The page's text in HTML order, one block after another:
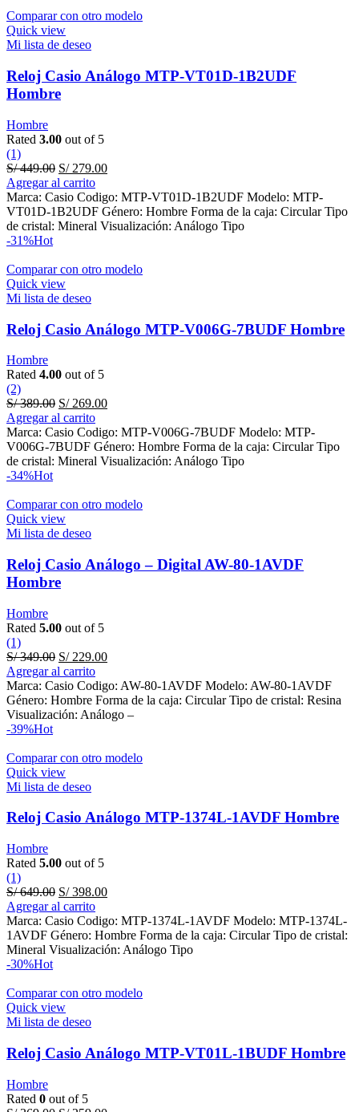
Comparar con otro modelo
Quick view
Mi lista de deseo
Reloj Casio Análogo MTP-VT01D-1B2UDF
Hombre
Hombre
Rated 3.00 out of 5
(1)
S/449.00 Original
price
was:
S/ 449.00.
S/279.00Current
is:
S/ 279.00.
Agregar al carrito
Marca: Casio Codigo: MTP-VT01D-1B2UDF Modelo: MTP-
VT01D-1B2UDF Género: Hombre Forma de la caja: Circular Tipo
de cristal: Mineral Visualización: Análogo Tipo
-31%Hot
Comparar con otro modelo
Quick view
Mi lista de deseo
Reloj Casio Análogo MTP-V006G-7BUDF Hombre
Hombre
Rated 4.00 out of 5
(2)
S/389.00 Original
price
was:
S/ 389.00.
S/269.00Current
is:
S/ 269.00.
Agregar al carrito
Marca: Casio Codigo: MTP-V006G-7BUDF Modelo: MTP-
V006G-7BUDF Género: Hombre Forma de la caja: Circular Tipo
de cristal: Mineral Visualización: Análogo Tipo
-34%Hot
Comparar con otro modelo
Quick view
Mi lista de deseo
Reloj Casio Análogo – Digital AW-80-1AVDF
Hombre
Hombre
Rated 5.00 out of 5
(1)
S/349.00 Original
price
was:
S/ 349.00.
S/229.00Current
is:
S/ 229.00.
Agregar al carrito
Marca: Casio Codigo: AW-80-1AVDF Modelo: AW-80-1AVDF
Género: Hombre Forma de la caja: Circular Tipo de cristal: Resina
Visualización: Análogo –
-39%Hot
Comparar con otro modelo
Quick view
Mi lista de deseo
Reloj Casio Análogo MTP-1374L-1AVDF Hombre
Hombre
Rated 5.00 out of 5
(1)
S/649.00 Original
price
was:
S/ 649.00.
S/398.00Current
is:
S/ 398.00.
Agregar al carrito
Marca: Casio Codigo: MTP-1374L-1AVDF Modelo: MTP-1374L-
1AVDF Género: Hombre Forma de la caja: Circular Tipo de cristal:
Mineral Visualización: Análogo Tipo
-30%Hot
Comparar con otro modelo
Quick view
Mi lista de deseo
Reloj Casio Análogo MTP-VT01L-1BUDF Hombre
Hombre
Rated 0 out of 5